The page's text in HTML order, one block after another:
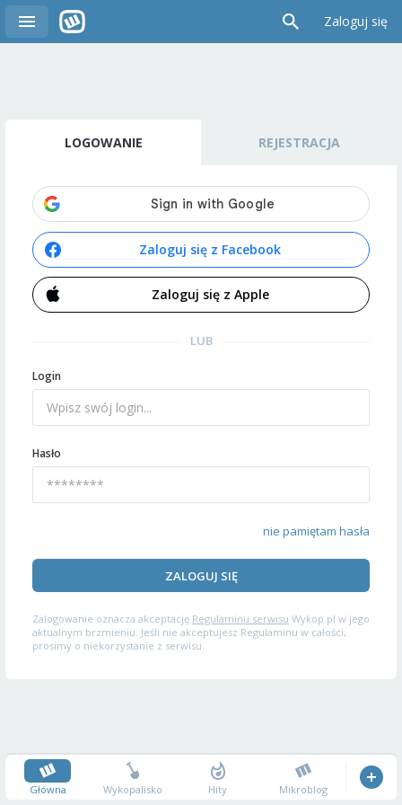
Zaloguj się
LOGOWANIE REJESTRACJA
Zaloguj się z Facebook
Zaloguj się z Apple
LUB
Login
Hasło
nie pamiętam hasła
ZALOGUJ SIĘ
Zalogowanie oznacza akceptację Regulaminu serwisu Wykop.pl w jego
aktualnym brzmieniu. Jeśli nie akceptujesz Regulaminu w całości,
prosimy o niekorzystanie z serwisu.
Główna Wykopalisko Hity Mikroblog